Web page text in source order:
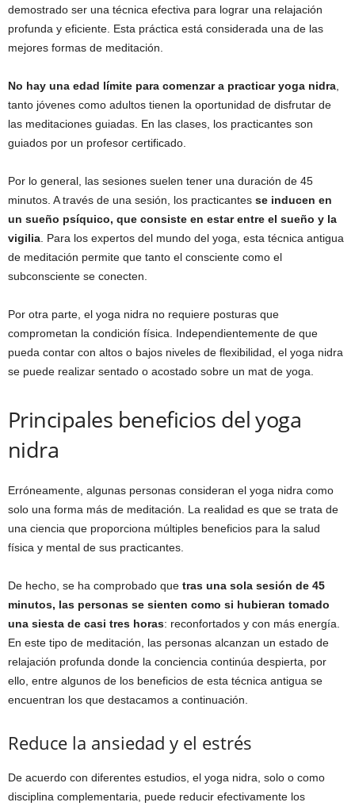
demostrado ser una técnica efectiva para lograr una relajación
profunda y eficiente. Esta práctica está considerada una de las
mejores formas de meditación.
No hay una edad límite para comenzar a practicar yoga nidra
tanto jóvenes como adultos tienen la oportunidad de disfrutar de
las meditaciones guiadas. En las clases, los practicantes son
guiados por un profesor certificado.
Por lo general, las sesiones suelen tener una duración de 45
minutos. A través de una sesión, los practicantes se inducen en
un sueño psíquico, que consiste en estar entre el sueño y la
vigilia . Para los expertos del mundo del yoga, esta técnica antigua
de meditación permite que tanto el consciente como el
subconsciente se conecten.
Por otra parte, el yoga nidra no requiere posturas que
comprometan la condición física. Independientemente de que
pueda contar con altos o bajos niveles de flexibilidad, el yoga nidra
se puede realizar sentado o acostado sobre un mat de yoga.
Principales beneficios del yoga
nidra
Erróneamente, algunas personas consideran el yoga nidra como
solo una forma más de meditación. La realidad es que se trata de
una ciencia que proporciona múltiples beneficios para la salud
física y mental de sus practicantes.
De hecho, se ha comprobado que tras una sola sesión de 45
minutos, las personas se sienten como si hubieran tomado
una siesta de casi tres horas: reconfortados y con más energía.
En este tipo de meditación, las personas alcanzan un estado de
relajación profunda donde la conciencia continúa despierta, por
ello, entre algunos de los beneficios de esta técnica antigua se
encuentran los que destacamos a continuación.
Reduce la ansiedad y el estrés
De acuerdo con diferentes estudios, el yoga nidra, solo o como
disciplina complementaria, puede reducir efectivamente los